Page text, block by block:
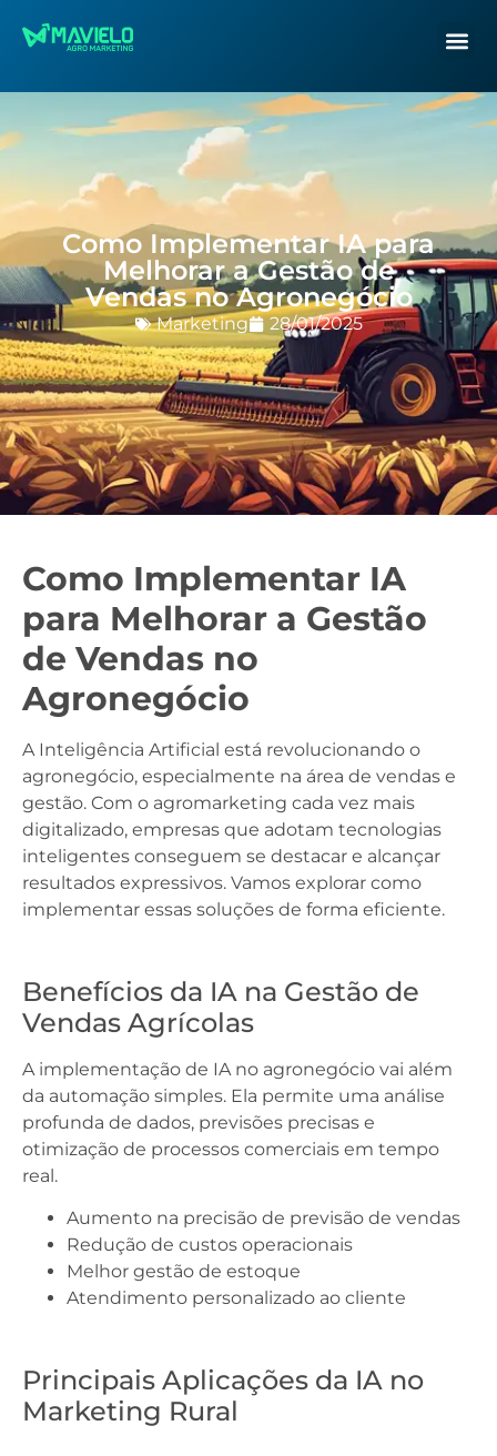
Como Implementar IA para
Melhorar a Gestão de
Vendas no Agronegócio
Marketing 28/01/2025
Como Implementar IA
para Melhorar a Gestão
de Vendas no
Agronegócio
A Inteligência Artificial está revolucionando o
agronegócio, especialmente na área de vendas e
gestão. Com o agromarketing cada vez mais
digitalizado, empresas que adotam tecnologias
inteligentes conseguem se destacar e alcançar
resultados expressivos. Vamos explorar como
implementar essas soluções de forma eficiente.
Benefícios da IA na Gestão de
Vendas Agrícolas
A implementação de IA no agronegócio vai além
da automação simples. Ela permite uma análise
profunda de dados, previsões precisas e
otimização de processos comerciais em tempo
real.
Aumento na precisão de previsão de vendas
Redução de custos operacionais
Melhor gestão de estoque
Atendimento personalizado ao cliente
Principais Aplicações da IA no
Marketing Rural